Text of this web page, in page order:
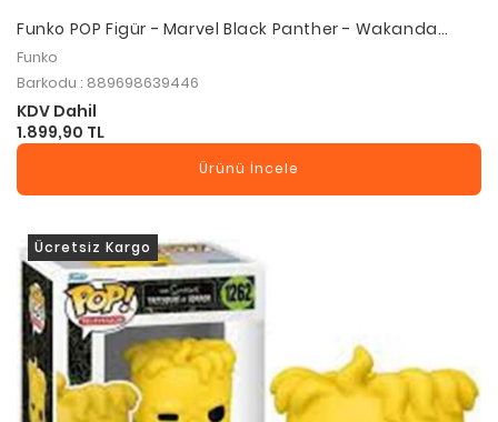
Funko POP Figür - Marvel Black Panther - Wakanda
Forever - Shuri
Funko
Barkodu : 889698639446
KDV Dahil
1.899,90 TL
Ürünü İncele
Ücretsiz Kargo